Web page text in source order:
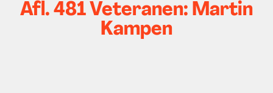
Afl. 481 Veteranen: Martin
Kampen